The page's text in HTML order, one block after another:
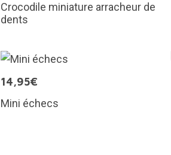
Crocodile miniature arracheur de
dents
14,95€
Mini échecs